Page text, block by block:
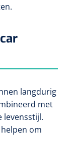
langdurig
met
levensstijl.
om